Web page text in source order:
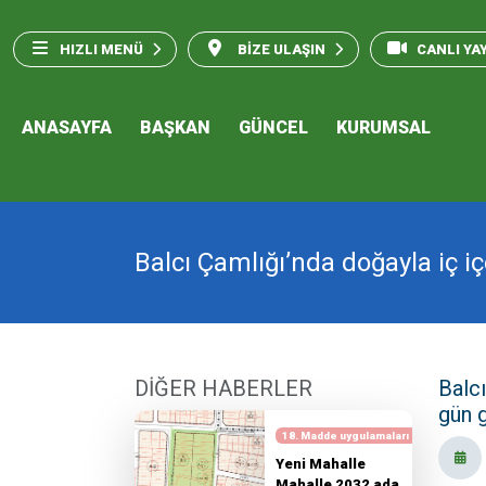
HIZLI MENÜ BİZE ULAŞIN CANLI
ANASAYFA BAŞKAN GÜNCEL KURUMSAL
Balcı Çamlığı’nda doğayla
DİĞER HABERLER
18. Madde uygulamaları
Yeni Mahalle
gün